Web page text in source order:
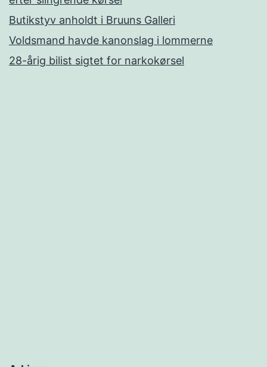
Butikstyv anholdt i Bruuns Galleri
Voldsmand havde kanonslag i lommerne
28-årig bilist sigtet for narkokørsel